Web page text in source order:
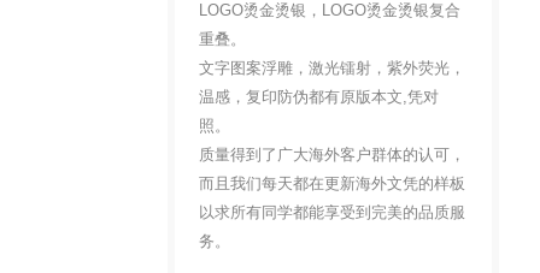
LOGO烫金烫银，LOGO烫金烫银复合
重叠。
文字图案浮雕，激光镭射，紫外荧光，
温感，复印防伪都有原版本文,凭对
照。
质量得到了广大海外客户群体的认可，
而且我们每天都在更新海外文凭的样板
以求所有同学都能享受到完美的品质服
务。